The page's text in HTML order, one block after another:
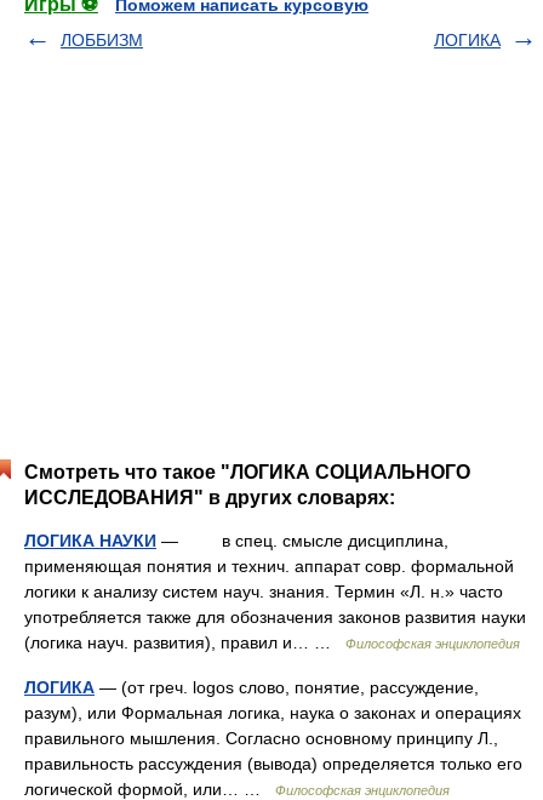
Игры ⚽
Поможем написать курсовую
ЛОББИЗМ
ЛОГИКА
Смотреть что такое "ЛОГИКА СОЦИАЛЬНОГО
ИССЛЕДОВАНИЯ" в других словарях:
ЛОГИКА НАУКИ — в спец. смысле дисциплина,
применяющая понятия и технич. аппарат совр. формальной
логики к анализу систем науч. знания. Термин «Л. н.» часто
употребляется также для обозначения законов развития науки
(логика науч. развития), правил и… …
Философская энциклопедия
ЛОГИКА — (от греч. logos слово, понятие, рассуждение,
разум), или Формальная логика, наука о законах и операциях
правильного мышления. Согласно основному принципу Л.,
правильность рассуждения (вывода) определяется только его
логической формой, или… …
Философская энциклопедия